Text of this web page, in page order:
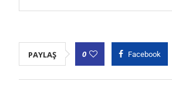
PAYLAŞ 0 Facebook